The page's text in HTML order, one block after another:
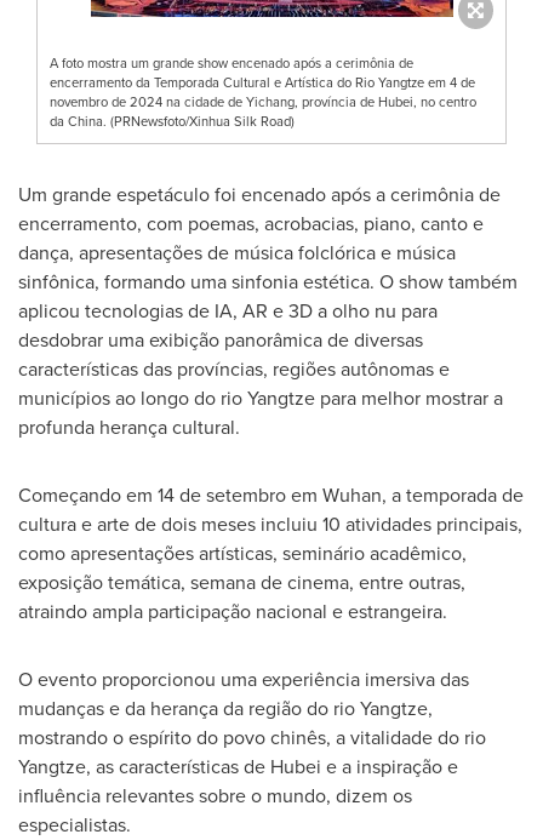
A foto mostra um grande show encenado após a cerimônia de
encerramento da Temporada Cultural e Artística do Rio Yangtze em 4 de
novembro de 2024 na cidade de Yichang, província de Hubei, no centro
da China. (PRNewsfoto/Xinhua Silk Road)
Um grande espetáculo foi encenado após a cerimônia de
encerramento, com poemas, acrobacias, piano, canto e
dança, apresentações de música folclórica e música
sinfônica, formando uma sinfonia estética. O show também
aplicou tecnologias de IA, AR e 3D a olho nu para
desdobrar uma exibição panorâmica de diversas
características das províncias, regiões autônomas e
municípios ao longo do rio Yangtze para melhor mostrar a
profunda herança cultural.
Começando em 14 de setembro em Wuhan, a temporada de
cultura e arte de dois meses incluiu 10 atividades principais,
como apresentações artísticas, seminário acadêmico,
exposição temática, semana de cinema, entre outras,
atraindo ampla participação nacional e estrangeira.
O evento proporcionou uma experiência imersiva das
mudanças e da herança da região do rio Yangtze,
mostrando o espírito do povo chinês, a vitalidade do rio
Yangtze, as características de Hubei e a inspiração e
influência relevantes sobre o mundo, dizem os
especialistas.